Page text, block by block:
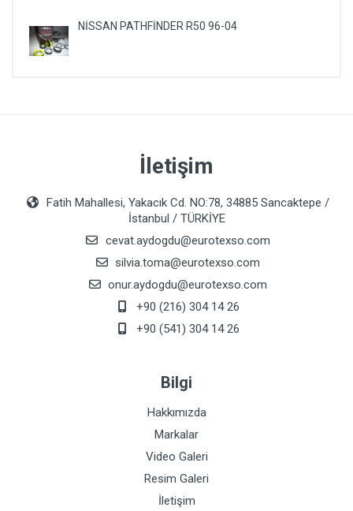
NİSSAN PATHFİNDER R50 96-04
İletişim
Fatih Mahallesi, Yakacık Cd. NO:78, 34885 Sancaktepe /
İstanbul / TÜRKİYE
cevat.aydogdu@eurotexso.com
silvia.toma@eurotexso.com
onur.aydogdu@eurotexso.com
+90 (216) 304 14 26
+90 (541) 304 14 26
Bilgi
Hakkımızda
Markalar
Video Galeri
Resim Galeri
İletişim